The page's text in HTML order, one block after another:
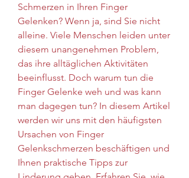
Schmerzen in Ihren Finger
Gelenken? Wenn ja, sind Sie nicht
alleine. Viele Menschen leiden unter
diesem unangenehmen Problem,
das ihre alltäglichen Aktivitäten
beeinflusst. Doch warum tun die
Finger Gelenke weh und was kann
man dagegen tun? In diesem Artikel
werden wir uns mit den häufigsten
Ursachen von Finger
Gelenkschmerzen beschäftigen und
Ihnen praktische Tipps zur